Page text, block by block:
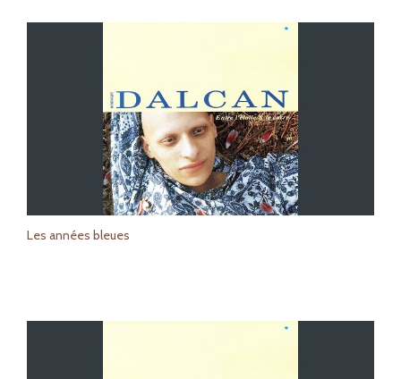
Les années bleues